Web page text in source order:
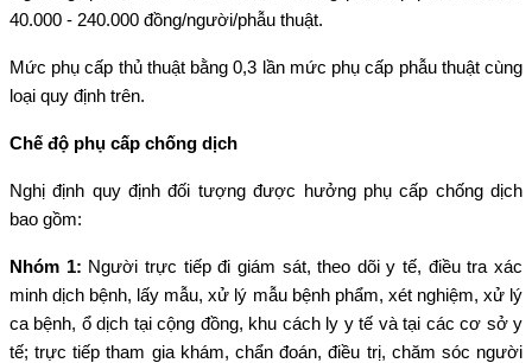
40.000 - 240.000 đồng/người/phẫu thuật.
Mức phụ cấp thủ thuật bằng 0,3 lần mức phụ cấp phẫu thuật cùng
loại quy định trên.
Chế độ phụ cấp chống dịch
Nghị định quy định đối tượng được hưởng phụ cấp chống dịch
bao gồm:
Nhóm 1: Người trực tiếp đi giám sát, theo dõi y tế, điều tra xác
minh dịch bệnh, lấy mẫu, xử lý mẫu bệnh phẩm, xét nghiệm, xử lý
ca bệnh, ổ dịch tại cộng đồng, khu cách ly y tế và tại các cơ sở y
tế; trực tiếp tham gia khám, chẩn đoán, điều trị, chăm sóc người